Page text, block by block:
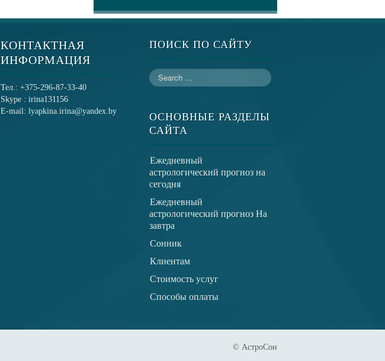
КОНТАКТНАЯ
ИНФОРМАЦИЯ
Тел.: +375-296-87-33-40
Skype : irina131156
E-mail: lyapkina.irina@yandex.by
ПОИСК ПО САЙТУ
ОСНОВНЫЕ РАЗДЕЛЫ
САЙТА
Ежедневный
астрологический прогноз на
сегодня
Ежедневный
астрологический прогноз На
завтра
Сонник
Клиентам
Стоимость услуг
Способы оплаты
© АстроСон